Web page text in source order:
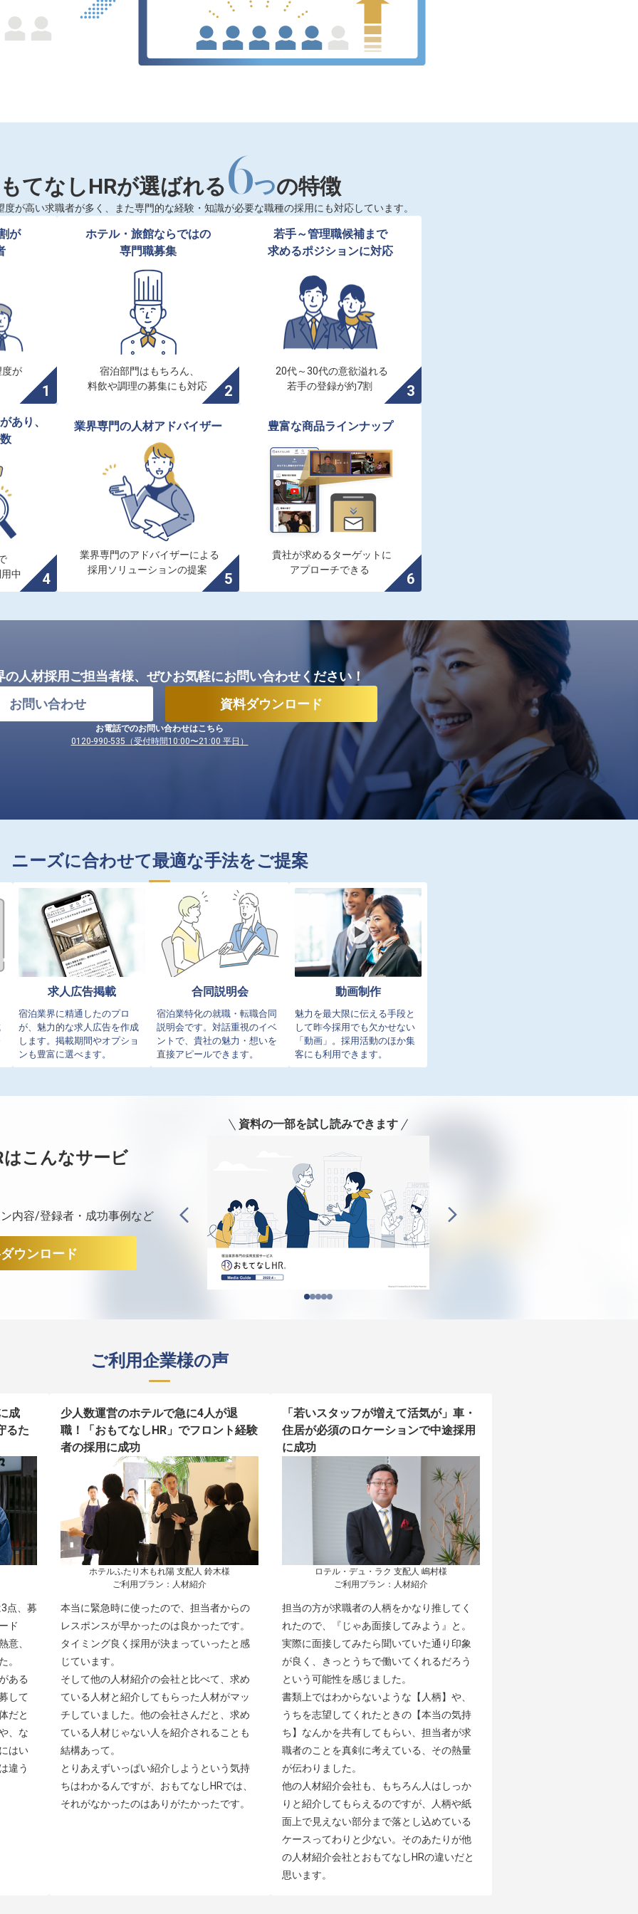
てなしHRが選ばれる6つの特徴
が高い求職者が多く、また専門的な経験・知識が必要な職種の採用にも対応しています。
が
が
ホテル・旅館ならではの
専門職募集
宿泊部門はもちろん、
料飲や調理の募集にも対応
若手～管理職候補まで
求めるポジションに対応
20代～30代の意欲溢れる
若手の登録が約7割
あり、
中
業界専門の人材アドバイザー
業界専門のアドバイザーによる
採用ソリューションの提案
豊富な商品ラインナップ
貴社が求めるターゲットに
アプローチできる
の人材採用ご担当者様、 ぜひお気軽にお問い合わせください！
お問い合わせ
資料ダウンロード
お電話でのお問い合わせはこちら
0120-990-535（受付時間10:00〜21:00 平日）
ニーズに合わせて最適な手法をご提案
求人広告掲載
宿泊業界に精通したのプロ
が、魅力的な求人広告を作成
します。掲載期間やオプショ
ンも豊富に選べます。
合同説明会
宿泊業特化の就職・転職合同
説明会です。対話重視のイベ
ントで、貴社の魅力・想いを
直接アピールできます。
動画制作
魅力を最大限に伝える手段と
して昨今採用でも欠かせない
「動画」。採用活動のほか集
客にも利用できます。
はこんなサービ
内容/登録者・成功事例など
資料の一部を試し読みできます
ウンロード
ご利用企業様の声
成
るた
点、募
ド
意、
。
ある
して
だと
、な
はい
違う
少人数運営のホテルで急に4人が退
職！「おもてなしHR」でフロント経験
者の採用に成功
ホテルふたり木もれ陽 支配人 鈴木様
ご利用プラン：人材紹介
本当に緊急時に使ったので、担当者からの
レスポンスが早かったのは良かったです。
タイミング良く採用が決まっていったと感
じています。
そして他の人材紹介の会社と比べて、求め
ている人材と紹介してもらった人材がマッ
チしていました。他の会社さんだと、求め
ている人材じゃない人を紹介されることも
結構あって。
とりあえずいっぱい紹介しようという気持
ちはわかるんですが、おもてなしHRでは、
それがなかったのはありがたかったです。
「若いスタッフが増えて活気が」車・
住居が必須のロケーションで中途採用
に成功
ロテル・デュ・ラク 支配人 嶋村様
ご利用プラン：人材紹介
担当の方が求職者の人柄をかなり推してく
れたので、『じゃあ面接してみよう』と。
実際に面接してみたら聞いていた通り印象
が良く、きっとうちで働いてくれるだろう
という可能性を感じました。
書類上ではわからないような【人柄】や、
うちを志望してくれたときの【本当の気持
ち】なんかを共有してもらい、担当者が求
職者のことを真剣に考えている、その熱量
が伝わりました。
他の人材紹介会社も、もちろん人はしっか
りと紹介してもらえるのですが、人柄や紙
面上で見えない部分まで落とし込めている
ケースってわりと少ない。そのあたりが他
の人材紹介会社とおもてなしHRの違いだと
思います。